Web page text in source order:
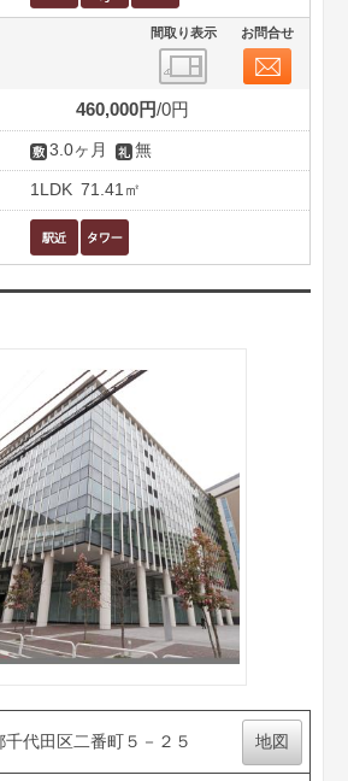
間取り表示 お問合せ
460,000円 0円
3.0ヶ月 無
1LDK 71.41㎡
千代田区二番町５－２５ 地図